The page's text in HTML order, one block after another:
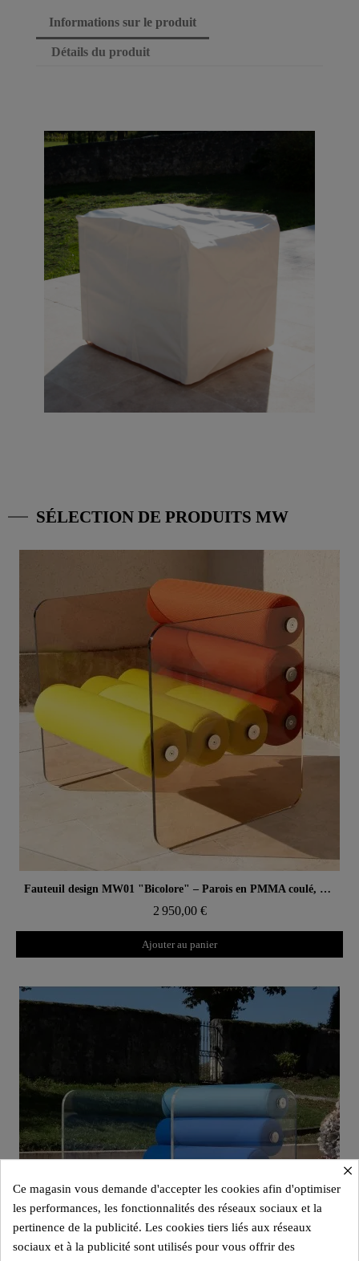
Informations sur le produit
Détails du produit
SÉLECTION DE PRODUITS MW
Aperçu rapide Fauteuil design MW01 "Bicolore" – Parois en PMMA coulé, assise en mousse alvéolaire
2 950,00 €
Ajouter au panier
×
Ce magasin vous demande d'accepter les cookies afin d'optimiser
les performances, les fonctionnalités des réseaux sociaux et la
pertinence de la publicité. Les cookies tiers liés aux réseaux
sociaux et à la publicité sont utilisés pour vous offrir des